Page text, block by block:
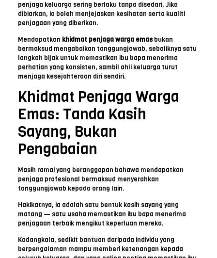
penjaga keluarga sering berlaku tanpa disedari. Jika
dibiarkan, ia boleh menjejaskan kesihatan serta kualiti
penjagaan yang diberikan.
Mendapatkan khidmat penjaga warga emasbukan
bermaksud mengabaikan tanggungjawab, sebaliknya satu
langkah bijak untuk memastikan ibu bapa menerima
perhatian yang konsisten, sambil ahli keluarga turut
menjaga kesejahteraan diri sendiri.
Khidmat Penjaga Warga
Emas: Tanda Kasih
Sayang, Bukan
Pengabaian
Masih ramai yang beranggapan bahawa mendapatkan
penjaga profesional bermaksud menyerahkan
tanggungjawab kepada orang lain.
Hakikatnya, ia adalah satu bentuk kasih sayang yang
matang — satu usaha memastikan ibu bapa menerima
penjagaan terbaik mengikut keperluan mereka.
Kadangkala, sedikit bantuan daripada individu yang
berpengalaman mampu memberi ketenangan kepada